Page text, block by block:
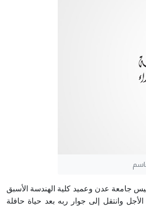
جامعة عدن وعميد كلية الهندسة الأسبق
الأجل وانتقل إلى جوار ربه بعد حياة حافلة